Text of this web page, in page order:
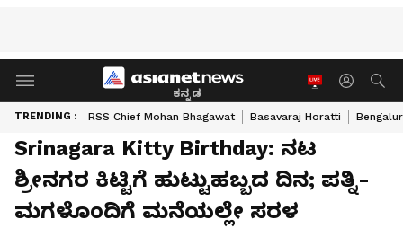
ಕನ್ನಡ
TRENDING : RSS Chief Mohan Bhagawat Basavaraj Horatti
Srinagara Kitty Birthday: ನಟ
ಶ್ರೀನಗರ ಕಿಟ್ಟಿಗೆ ಹುಟ್ಟುಹಬ್ಬದ ದಿನ; ಪತ್ನಿ-
ಮಗಳೊಂದಿಗೆ ಮನೆಯಲ್ಲೇ ಸರಳ